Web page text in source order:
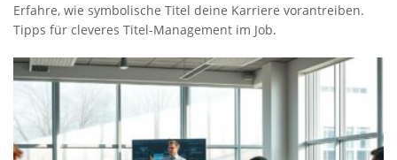
Erfahre, wie symbolische Titel deine Karriere vorantreiben.
Tipps für cleveres Titel-Management im Job.